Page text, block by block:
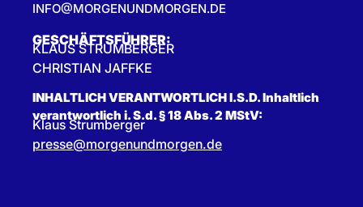
INFO@MORGENUNDMORGEN.DE
GESCHÄFTSFÜHRER:
KLAUS STRUMBERGER
CHRISTIAN JAFFKE
INHALTLICH VERANTWORTLICH I.S.D. Inhaltlich
verantwortlich i. S.d. § 18 Abs. 2 MStV:
Klaus Strumberger
presse@morgenundmorgen.de